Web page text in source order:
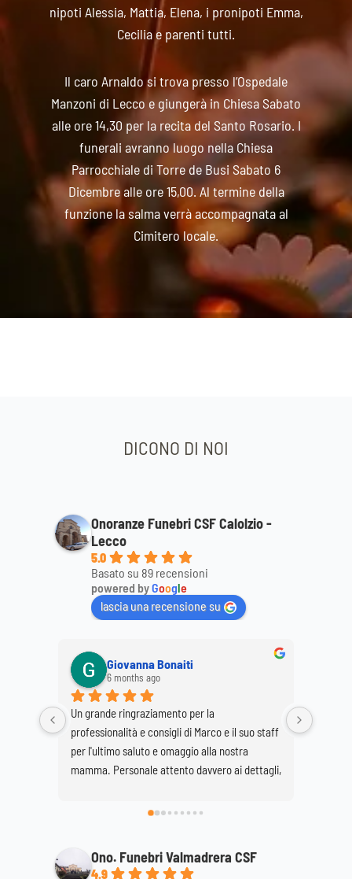
nipoti Alessia, Mattia, Elena, i pronipoti Emma,
Cecilia e parenti tutti.
Il caro Arnaldo si trova presso l’Ospedale
Manzoni di Lecco e giungerà in Chiesa Sabato
alle ore 14,30 per la recita del Santo Rosario. I
funerali avranno luogo nella Chiesa
Parrocchiale di Torre de Busi Sabato 6
Dicembre alle ore 15,00. Al termine della
funzione la salma verrà accompagnata al
Cimitero locale.
DICONO DI NOI
Onoranze Funebri CSF Calolzio -
Lecco
5.0
Basato su 89 recensioni
powered byGoogle
lascia una recensione su
Giovanna Bonaiti
6 months ago
Un grande ringraziamento per la
professionalità e consigli di Marco e il suo staff
per l'ultimo saluto e omaggio alla nostra
mamma. Personale attento davvero ai dettagli,
Daniela e Giovanna Bonaiti.
Ono. Funebri Valmadrera CSF
4.9